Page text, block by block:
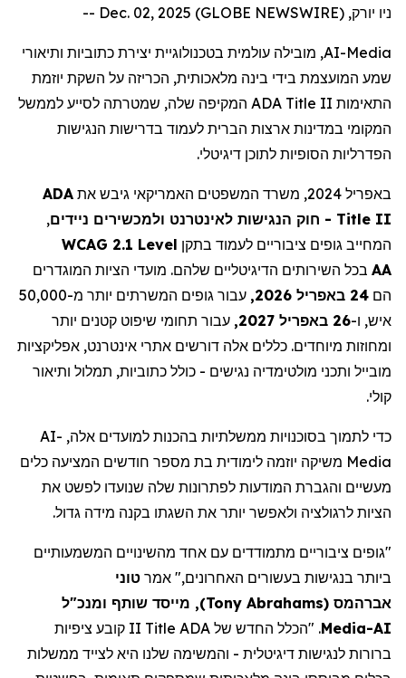
ניו יורק, Dec. 02, 2025 (GLOBE NEWSWIRE) --
AI-Media, מובילה עולמית בטכנולוגיית יצירת כתוביות ותיאורי
שמע המועצמת בידי בינה מלאכותית, הכריזה על השקת יוזמת
התאימות ADA Title II המקיפה שלה, שמטרתה לסייע לממשל
המקומי במדינות ארצות הברית לעמוד בדרישות הנגישות
הפדרליות הסופיות לתוכן דיגיטלי.
באפריל 2024, משרד המשפטים האמריקאי גיבש את
ADA
Title II - חוק הנגישות לאינטרנט ולמכשירים ניידים,
המחייב גופים ציבוריים לעמוד בתקן WCAG 2.1 Level
AA בכל השירותים הדיגיטליים שלהם. מועדי הציות המוגדרים
הם 24 באפריל 2026,
עבור גופים המשרתים יותר מ-50,000
איש, ו-26 באפריל 2027,
עבור תחומי שיפוט קטנים יותר
ומחוזות מיוחדים. כללים אלה דורשים אתרי אינטרנט, אפליקציות
מובייל ותכני מולטימדיה נגישים - כולל כתוביות, תמלול ותיאור
קולי.
כדי לתמוך בסוכנויות ממשלתיות בהכנות למועדים אלה, AI-
Media משיקה יוזמה לימודית בת מספר חודשים המציעה כלים
מעשיים והגברת המודעות לפתרונות שלה שנועדו לפשט את
הציות לרגולציה ולאפשר יותר את השגתו בקנה מידה גדול.
"גופים ציבוריים מתמודדים עם אחד מהשינויים המשמעותיים
ביותר בנגישות בעשורים האחרונים," אמר טוני
אברהמס (
Tony Abrahams
), מייסד שותף ומנכ"ל
AI-
Media. "הכלל החדש של ADA Title
II קובע ציפיות
ברורות לנגישות דיגיטלית - והמשימה שלנו היא לצייד ממשלות